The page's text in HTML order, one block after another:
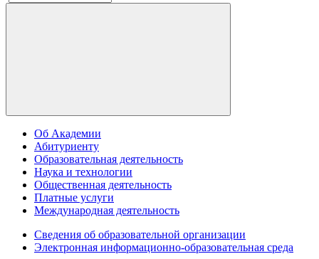
Об Академии
Абитуриенту
Образовательная деятельность
Наука и технологии
Общественная деятельность
Платные услуги
Международная деятельность
Сведения об образовательной организации
Электронная информационно-образовательная среда